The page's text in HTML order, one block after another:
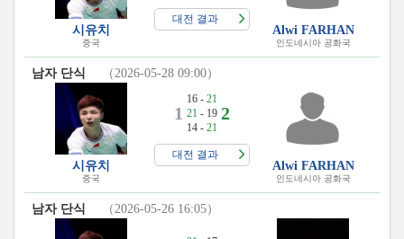
시유치
중국
대전 결과
Alwi FARHAN
인도네시아 공화국
남자 단식 （2026-05-28 09:00）
시유치
중국
1
16 - 21
21 - 19
14 - 21
2
대전 결과
Alwi FARHAN
인도네시아 공화국
남자 단식 （2026-05-26 16:05）